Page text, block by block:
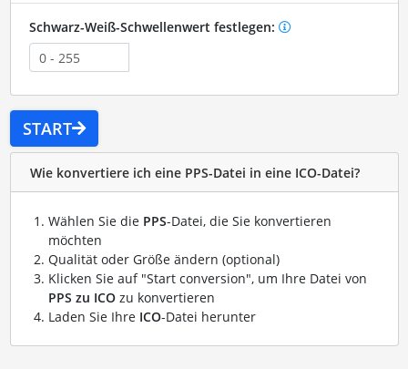
Schwarz-Weiß-Schwellenwert festlegen:
START
Wie konvertiere ich eine PPS-Datei in eine ICO-Datei?
Wählen Sie die PPS-Datei, die Sie konvertieren
möchten
Qualität oder Größe ändern (optional)
Klicken Sie auf "Start conversion", um Ihre Datei von
PPS zu ICOzu konvertieren
Laden Sie Ihre ICO-Datei herunter